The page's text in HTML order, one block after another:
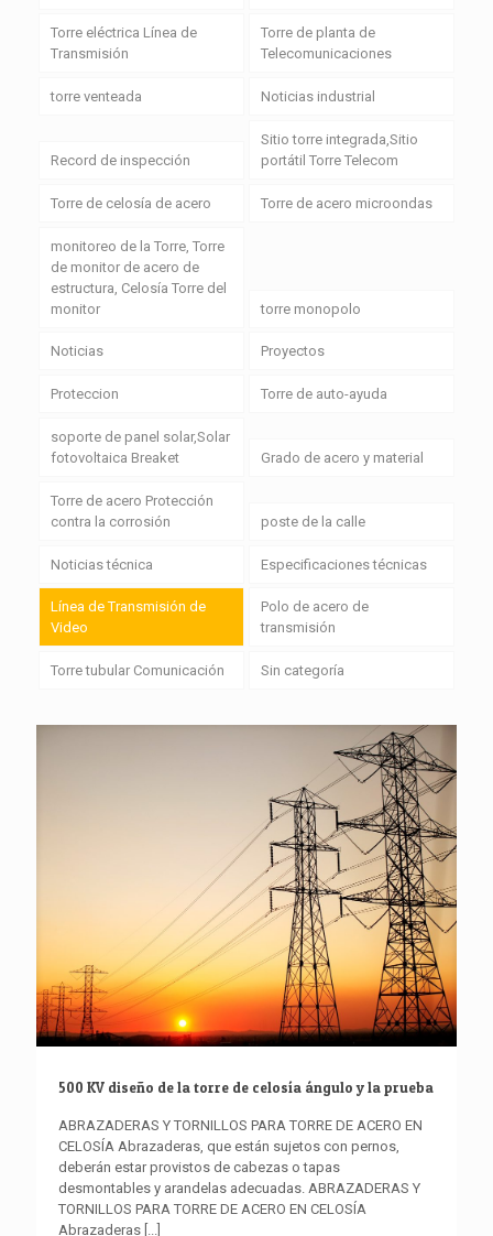
Torre eléctrica Línea de
Transmisión
Torre de planta de
Telecomunicaciones
torre venteada Noticias industrial
Record de inspección
Sitio torre integrada,Sitio
portátil Torre Telecom
Torre de celosía de acero Torre de acero microondas
monitoreo de la Torre, Torre
de monitor de acero de
estructura, Celosía Torre del
monitor
torre monopolo
Noticias Proyectos
Proteccion Torre de auto-ayuda
soporte de panel solar,Solar
fotovoltaica Breaket
Grado de acero y material
Torre de acero Protección
contra la corrosión
poste de la calle
Noticias técnica Especificaciones técnicas
Línea de Transmisión de
Video
Polo de acero de
transmisión
Torre tubular Comunicación Sin categoría
500 KV diseño de la torre de celosía ángulo y la prueba
ABRAZADERAS Y TORNILLOS PARA TORRE DE ACERO EN
CELOSÍA Abrazaderas, que están sujetos con pernos,
deberán estar provistos de cabezas o tapas
desmontables y arandelas adecuadas. ABRAZADERAS Y
TORNILLOS PARA TORRE DE ACERO EN CELOSÍA
Abrazaderas